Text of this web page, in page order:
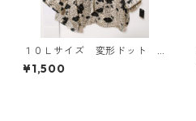
１０Ｌサイズ 変形ドット
花柄 ボウタイブラウス オ
フホワイト KAE-4771
¥1,500